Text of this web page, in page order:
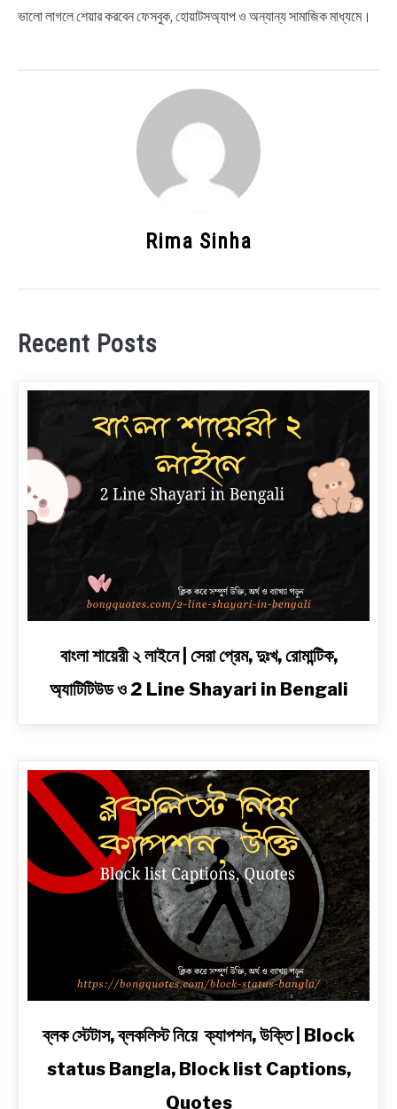
ভালো লাগলে শেয়ার করবেন ফেসবুক, হোয়াটসঅ্যাপ ও অন্যান্য সামাজিক মাধ্যমে।
Rima Sinha
Recent Posts
সেরা
প্রেম,
রোমান্টিক,
অ্যাটিটিউড
বাংলা শায়েরী ২ লাইনে | সেরা প্রেম, দুঃখ, রোমান্টিক,
অ্যাটিটিউড ও 2 Line Shayari in Bengali
linkব্লক স্টেটাস, ব্লকলিস্ট নিয়ে ক্যাপশন, উক্তি | Block
status Bangla, Block list Captions,
Quotes